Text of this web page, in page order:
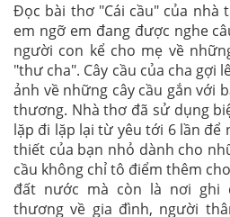
Đọc bài thơ "Cái cầu" của nhà
em ngỡ em đang được nghe
người con kể cho mẹ về
"thư cha". Cây cầu của cha gợi
ảnh về những cây cầu gắn với
thương. Nhà thơ đã sử dụng
lặp đi lặp lại từ yêu tới 6 lần để
thiết của bạn nhỏ dành cho
cầu không chỉ tô điểm thêm
đất nước mà còn là nơi ghi
thương về gia đình, người